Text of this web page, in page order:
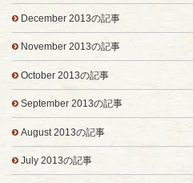
December 2013の記事
November 2013の記事
October 2013の記事
September 2013の記事
August 2013の記事
July 2013の記事